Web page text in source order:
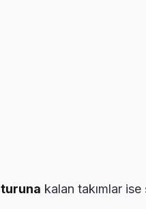
kalan takımlar ise